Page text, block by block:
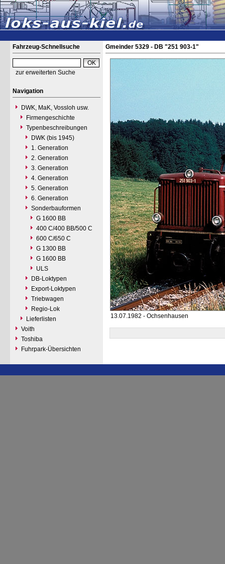
Fahrzeug-Schnellsuche
zur erweiterten Suche
Navigation
DWK, MaK, Vossloh usw.
Firmengeschichte
Typenbeschreibungen
DWK (bis 1945)
1. Generation
2. Generation
3. Generation
4. Generation
5. Generation
6. Generation
Sonderbauformen
G 1600 BB
400 C/400 BB/500 C
600 C/650 C
G 1300 BB
G 1600 BB
ULS
DB-Loktypen
Export-Loktypen
Triebwagen
Regio-Lok
Lieferlisten
Voith
Toshiba
Fuhrpark-Übersichten
Gmeinder 5329 - DB "251 903-1"
13.07.1982 - Ochsenhausen